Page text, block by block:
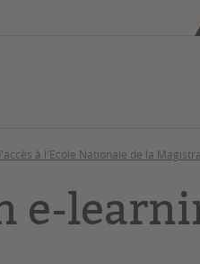
à l'Ecole Nationale de la
e-